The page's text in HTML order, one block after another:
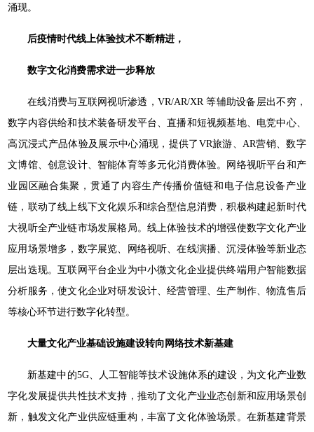
涌现。
后疫情时代线上体验技术不断精进，
数字文化消费需求进一步释放
在线消费与互联网视听渗透，VR/AR/XR 等辅助设备层出不穷，
数字内容供给和技术装备研发平台、直播和短视频基地、电竞中心、
高沉浸式产品体验及展示中心涌现，提供了VR旅游、AR营销、数字
文博馆、创意设计、智能体育等多元化消费体验。网络视听平台和产
业园区融合集聚，贯通了内容生产传播价值链和电子信息设备产业
链，联动了线上线下文化娱乐和综合型信息消费，积极构建起新时代
大视听全产业链市场发展格局。线上体验技术的增强使数字文化产业
应用场景增多，数字展览、网络视听、在线演播、沉浸体验等新业态
层出迭现。互联网平台企业为中小微文化企业提供终端用户智能数据
分析服务，使文化企业对研发设计、经营管理、生产制作、物流售后
等核心环节进行数字化转型。
大量文化产业基础设施建设转向网络技术新基建
新基建中的5G、人工智能等技术设施体系的建设，为文化产业数
字化发展提供共性技术支持，推动了文化产业业态创新和应用场景创
新，触发文化产业供应链重构，丰富了文化体验场景。在新基建背景